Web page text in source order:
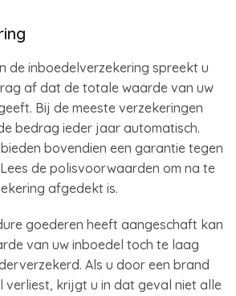
de inboedelverzekering spreekt u
af dat de totale waarde van uw
Bij de meeste verzekeringen
bedrag ieder jaar automatisch.
bovendien een garantie tegen
de polisvoorwaarden om na te
afgedekt is.
goederen heeft aangeschaft kan
van uw inboedel toch te laag
Als u door een brand
verliest, krijgt u in dat geval niet alle